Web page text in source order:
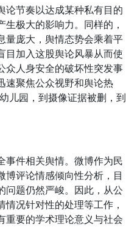
论节奏以达成某种私有目的
极大的影响力。同样的，
量庞大，舆情态势会乘着平
目加入这股舆论风暴从而使
众人身安全的破坏性突发事
速聚焦公众视野和舆论热
儿园，到摄像证据被删，到
事件相关舆情。微博作为民
博评论情感倾向性分析，目
问题仍然严峻。因此，从公
况针对性的处理等工作，
重要的学术理论意义与社会